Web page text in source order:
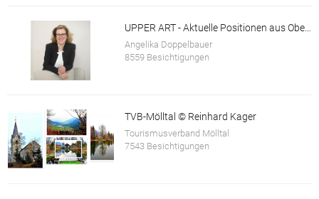
UPPER ART - Aktuelle Positionen aus Oberösterreich. Ausstellung in der Galerie im Granitmuseum Schärding
Angelika Doppelbauer
8559 Besichtigungen
TVB-Mölltal © Reinhard Kager
Tourismusverband Mölltal
7543 Besichtigungen